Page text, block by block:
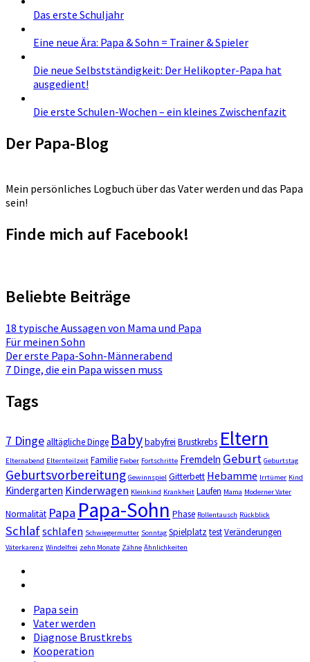
Das erste Schuljahr
Eine neue Ära: Papa & Sohn = Trainer & Spieler
Die neue Selbstständigkeit: Der Helikopter-Papa hat
ausgedient!
Die erste Schulen-Wochen – ein kleines Zwischenfazit
Der Papa-Blog
Mein persönliches Logbuch über das Vater werden und das Papa
sein!
Finde mich auf Facebook!
Beliebte Beiträge
18 typische Aussagen von Mama und Papa
Für meinen Sohn
Der erste Papa-Sohn-Männerabend
7 Dinge, die ein Papa wissen muss
Tags
7 Dinge alltägliche Dinge Babybabyfrei Brustkrebs Eltern
Elternabend Elternteilzeit Familie Fieber Fortschritte Fremdeln Geburt Geburtstag
Geburtsvorbereitung Gewinnspiel Gitterbett Hebamme Irrtümer Kind
Kindergarten Kinderwagen Kleinkind Krankheit Laufen Mama Moderner Vater
Normalität Papa Papa-Sohn Phase Rollentausch Rückblick
Schlafschlafen Schwiegermutter Sonntag SpielplatztestVeränderungen
Väterkarenz Windelfrei zehn Monate Zähne Ähnlichkeiten
Papa sein
Vater werden
Diagnose Brustkrebs
Kooperation